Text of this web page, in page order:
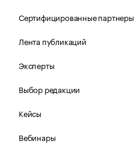
Сертифицированные партнеры
Лента публикаций
Эксперты
Выбор редакции
Кейсы
Вебинары